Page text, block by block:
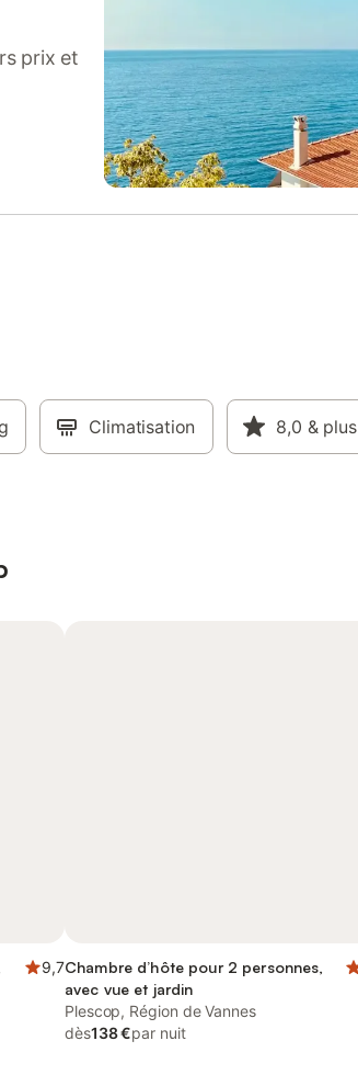
prix et
Climatisation 8,0 & plus
9,7Chambre d’hôte pour 2 personnes,
avec vue et jardin
Plescop, Région de Vannes
dès138 €par nuit